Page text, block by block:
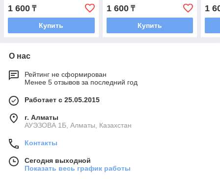
1 600 ₸
Купить
1 600₸
Купить
1
О нас
Рейтинг не сформирован
Менее 5 отзывов за последний год
Работает с 25.05.2015
г. Алматы
АУЭЗОВА 1Б, Алматы, Казахстан
Контакты
Сегодня выходной
Показать весь график работы